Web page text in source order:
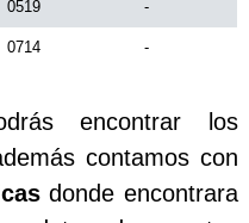
0519 -
0714 -
encontrar los
contamos con
donde encontrara